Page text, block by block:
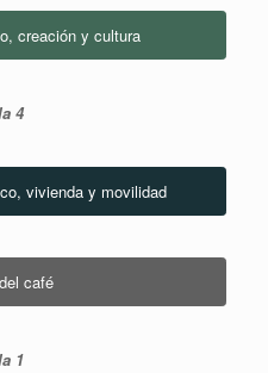
creación y cultura
4
vivienda y movilidad
café
1